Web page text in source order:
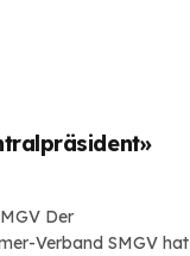
Der
Verband SMGV hat